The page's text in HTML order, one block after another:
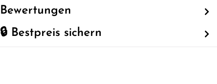
Bewertungen
🔒 Bestpreis sichern